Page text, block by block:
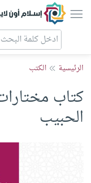
إسلام أون
الرئيسية الكتب
كتاب
الحبيب